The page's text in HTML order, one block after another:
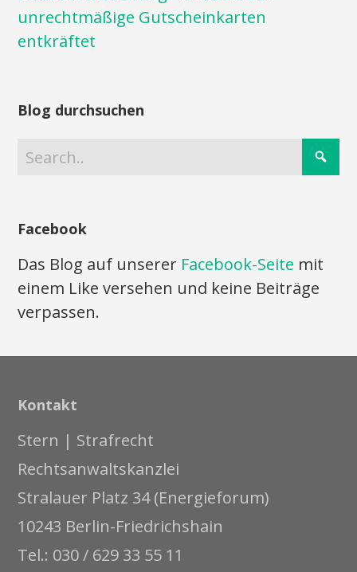
unrechtmäßige Gutscheinkarten
entkräftet
Blog durchsuchen
Facebook
Das Blog auf unserer Facebook-Seite mit
einem Like versehen und keine Beiträge
verpassen.
Kontakt
Stern | Strafrecht
Rechtsanwaltskanzlei
Stralauer Platz 34 (Energieforum)
10243 Berlin-Friedrichshain
Tel.: 030 / 629 33 55 11